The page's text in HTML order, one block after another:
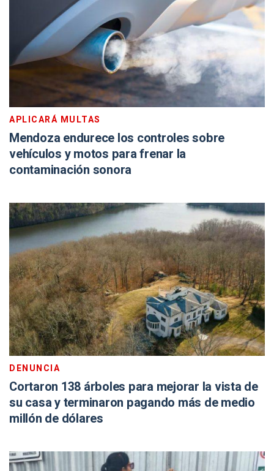
APLICARÁ MULTAS
Mendoza endurece los controles sobre
vehículos y motos para frenar la
contaminación sonora
DENUNCIA
Cortaron 138 árboles para mejorar la vista de
su casa y terminaron pagando más de medio
millón de dólares